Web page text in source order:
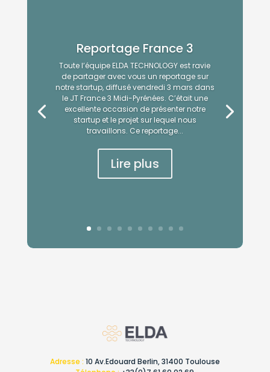
Reportage France 3
Toute l’équipe ELDA TECHNOLOGY est ravie
de partager avec vous un reportage sur
notre startup, diffusé vendredi 3 mars dans
le JT France 3 Midi-Pyrénées. C’était une
excellente occasion de présenter notre
startup et le projet sur lequel nous
travaillons. Ce reportage...
Lire plus
Adresse : 10 Av.Edouard Berlin, 31400 Toulouse